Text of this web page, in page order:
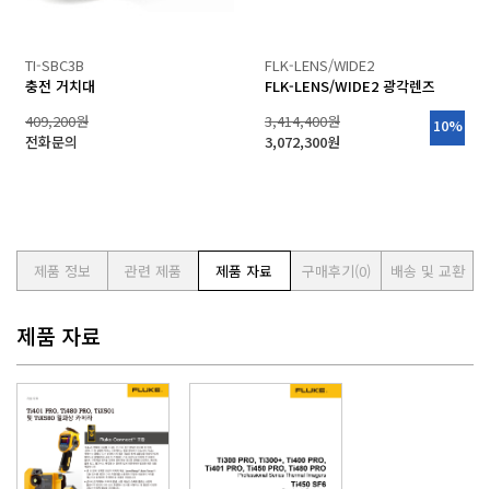
TI-SBC3B
충전 거치대
409,200원
전화문의
FLK-LENS/WIDE2
FLK-LENS/WIDE2 광각렌즈
3,414,400원
3,072,300원
10%
제품 정보 관련 제품 제품 자료 구매후기(0) 배송 및 교환
제품 자료